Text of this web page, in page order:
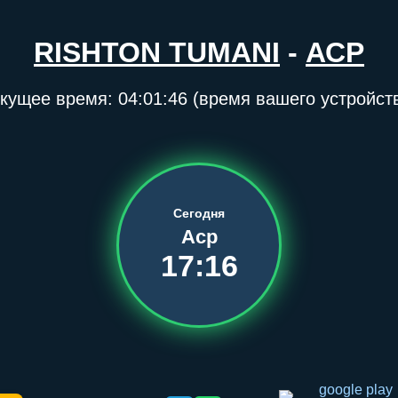
RISHTON TUMANI - АСР
время: 04:01:46(время вашего
Сегодня
Аср
17:16